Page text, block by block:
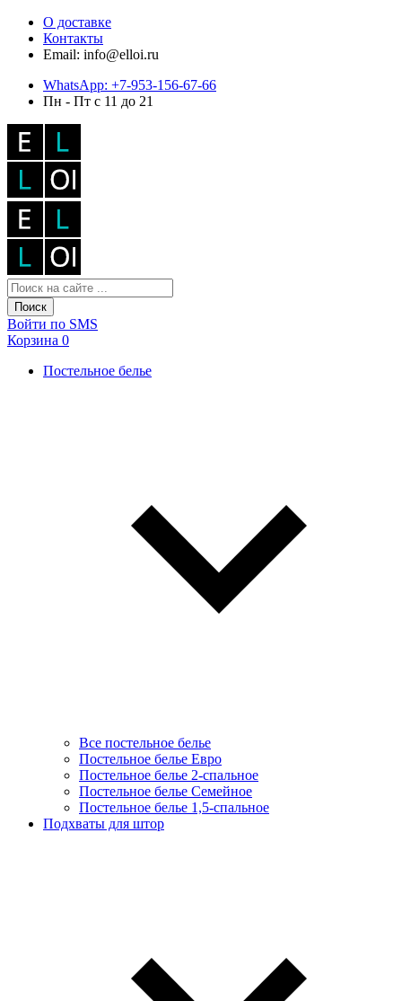
О доставке
Контакты
Email: info@elloi.ru
WhatsApp: +7-953-156-67-66
Пн - Пт с 11 до 21
Поиск
Войти по SMS
Корзина 0
Постельное белье
Все постельное белье
Постельное белье Евро
Постельное белье 2-спальное
Постельное белье Семейное
Постельное белье 1,5-спальное
Подхваты для штор